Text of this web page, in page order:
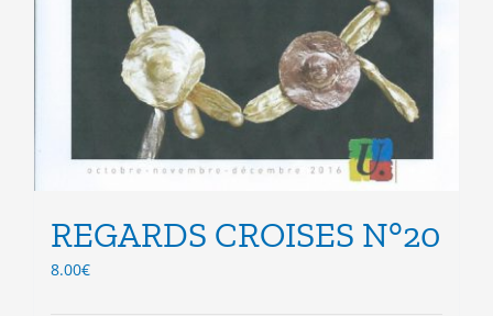
REGARDS CROISES N°20
8.00€